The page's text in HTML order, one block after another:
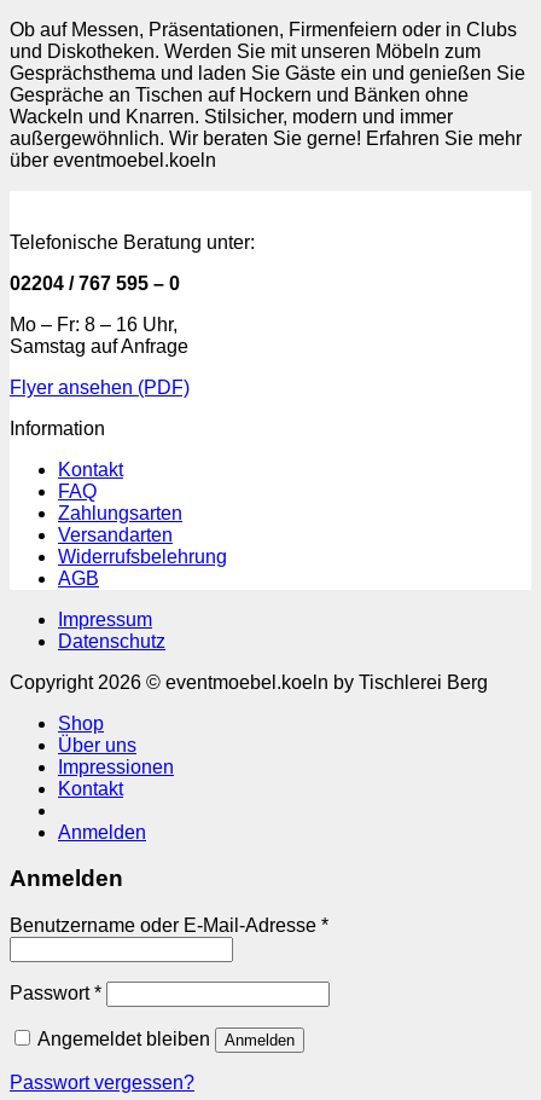
Ob auf Messen, Präsentationen, Firmenfeiern oder in Clubs
und Diskotheken. Werden Sie mit unseren Möbeln zum
Gesprächsthema und laden Sie Gäste ein und genießen Sie
Gespräche an Tischen auf Hockern und Bänken ohne
Wackeln und Knarren. Stilsicher, modern und immer
außergewöhnlich. Wir beraten Sie gerne! Erfahren Sie mehr
über eventmoebel.koeln
Telefonische Beratung unter:
02204 / 767 595 – 0
Mo – Fr: 8 – 16 Uhr,
Samstag auf Anfrage
Flyer ansehen (PDF)
Information
Kontakt
FAQ
Zahlungsarten
Versandarten
Widerrufsbelehrung
AGB
Impressum
Datenschutz
Copyright 2026 © eventmoebel.koeln by Tischlerei Berg
Shop
Über uns
Impressionen
Kontakt
Anmelden
Anmelden
Benutzername oder E-Mail-Adresse *Erforderlich
Passwort*Erforderlich
Angemeldet bleiben Anmelden
Passwort vergessen?